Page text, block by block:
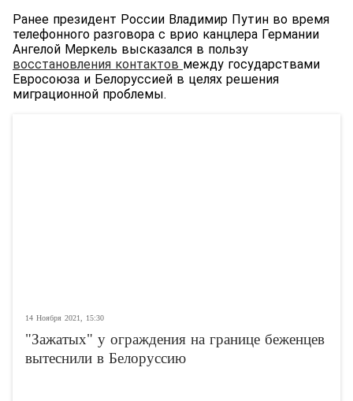
Ранее президент России Владимир Путин во время
телефонного разговора с врио канцлера Германии
Ангелой Меркель высказался в пользу
восстановления контактов между государствами
Евросоюза и Белоруссией в целях решения
миграционной проблемы.
14 Ноября 2021, 15:30
"Зажатых" у ограждения на границе беженцев
вытеснили в Белоруссию